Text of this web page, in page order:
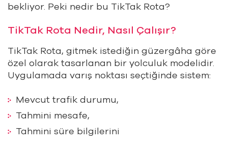
bekliyor. Peki nedir bu TikTak Rota?
TikTak Rota Nedir, Nasıl Çalışır?
TikTak Rota, gitmek istediğin güzergâha göre
özel olarak tasarlanan bir yolculuk modelidir.
Uygulamada varış noktası seçtiğinde sistem:
Mevcut trafik durumu,
Tahmini mesafe,
Tahmini süre bilgilerini